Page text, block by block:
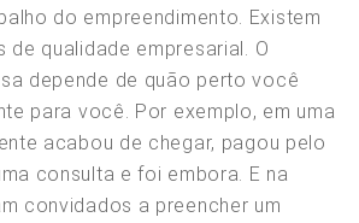
do empreendimento. Existem
de qualidade empresarial. O
depende de quão perto você
para você. Por exemplo, em uma
acabou de chegar, pagou pelo
consulta e foi embora. E na
convidados a preencher um